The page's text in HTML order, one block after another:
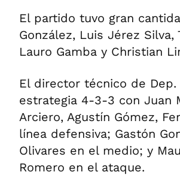
El partido tuvo gran
González, Luis Jérez
Lauro Gamba y Christian
El director técnico de
estrategia 4-3-3 con Juan
Arciero, Agustín Gómez,
línea defensiva; Gastón
Olivares en el medio; y
Romero en el ataque.